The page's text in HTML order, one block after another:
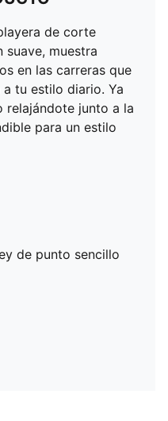
de corte
suave, muestra
en las carreras que
tu estilo diario. Ya
relajándote junto a la
para un estilo
de punto sencillo